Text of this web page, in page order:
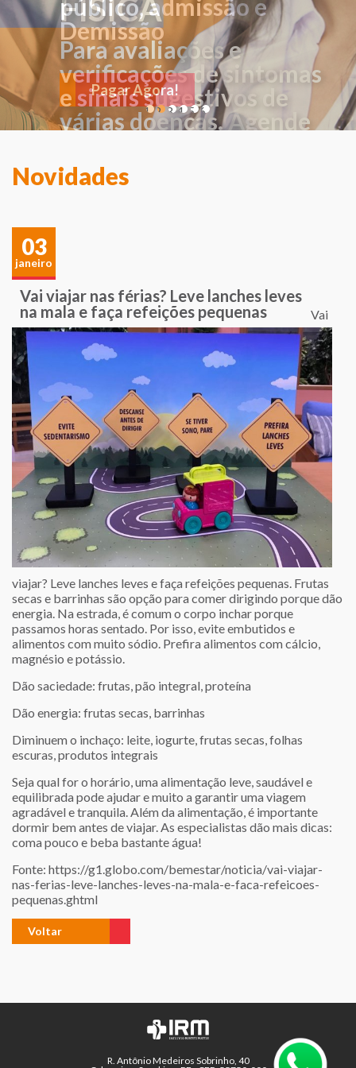
público, admissão e
Demissão
Pagar Agora!
FÍSICA
Para avaliações e
verificações de sintomas
e sinais sugestivos de
várias doenças. Agende
1 2 3 4 5 6
Novidades
03
janeiro
Vai viajar nas férias? Leve lanches leves
na mala e faça refeições pequenas
Vai
viajar? Leve lanches leves e faça refeições pequenas. Frutas
secas e barrinhas são opção para comer dirigindo porque dão
energia. Na estrada, é comum o corpo inchar porque
passamos horas sentado. Por isso, evite embutidos e
alimentos com muito sódio. Prefira alimentos com cálcio,
magnésio e potássio.
Dão saciedade: frutas, pão integral, proteína
Dão energia: frutas secas, barrinhas
Diminuem o inchaço: leite, iogurte, frutas secas, folhas
escuras, produtos integrais
Seja qual for o horário, uma alimentação leve, saudável e
equilibrada pode ajudar e muito a garantir uma viagem
agradável e tranquila. Além da alimentação, é importante
dormir bem antes de viajar. As especialistas dão mais dicas:
coma pouco e beba bastante água!
Fonte: https://g1.globo.com/bemestar/noticia/vai-viajar-
nas-ferias-leve-lanches-leves-na-mala-e-faca-refeicoes-
pequenas.ghtml
Voltar
R. Antônio Medeiros Sobrinho, 40